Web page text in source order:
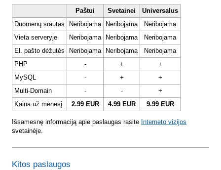
Paštui Svetainei
Universalus
Duomenų srautas
Neribojama Neribojama
Neribojama
Vieta serveryje
Neribojama Neribojama
Neribojama
El. pašto dėžutės
Neribojama Neribojama
Neribojama
PHP
- +
+
MySQL
- +
+
Multi-Domain
- -
+
Kaina už mėnesį
2.99 EUR 4.99 EUR 9.99 EUR
Išsamesnę informaciją apie paslaugas rasite Interneto vizijos
svetainėje.
Kitos paslaugos